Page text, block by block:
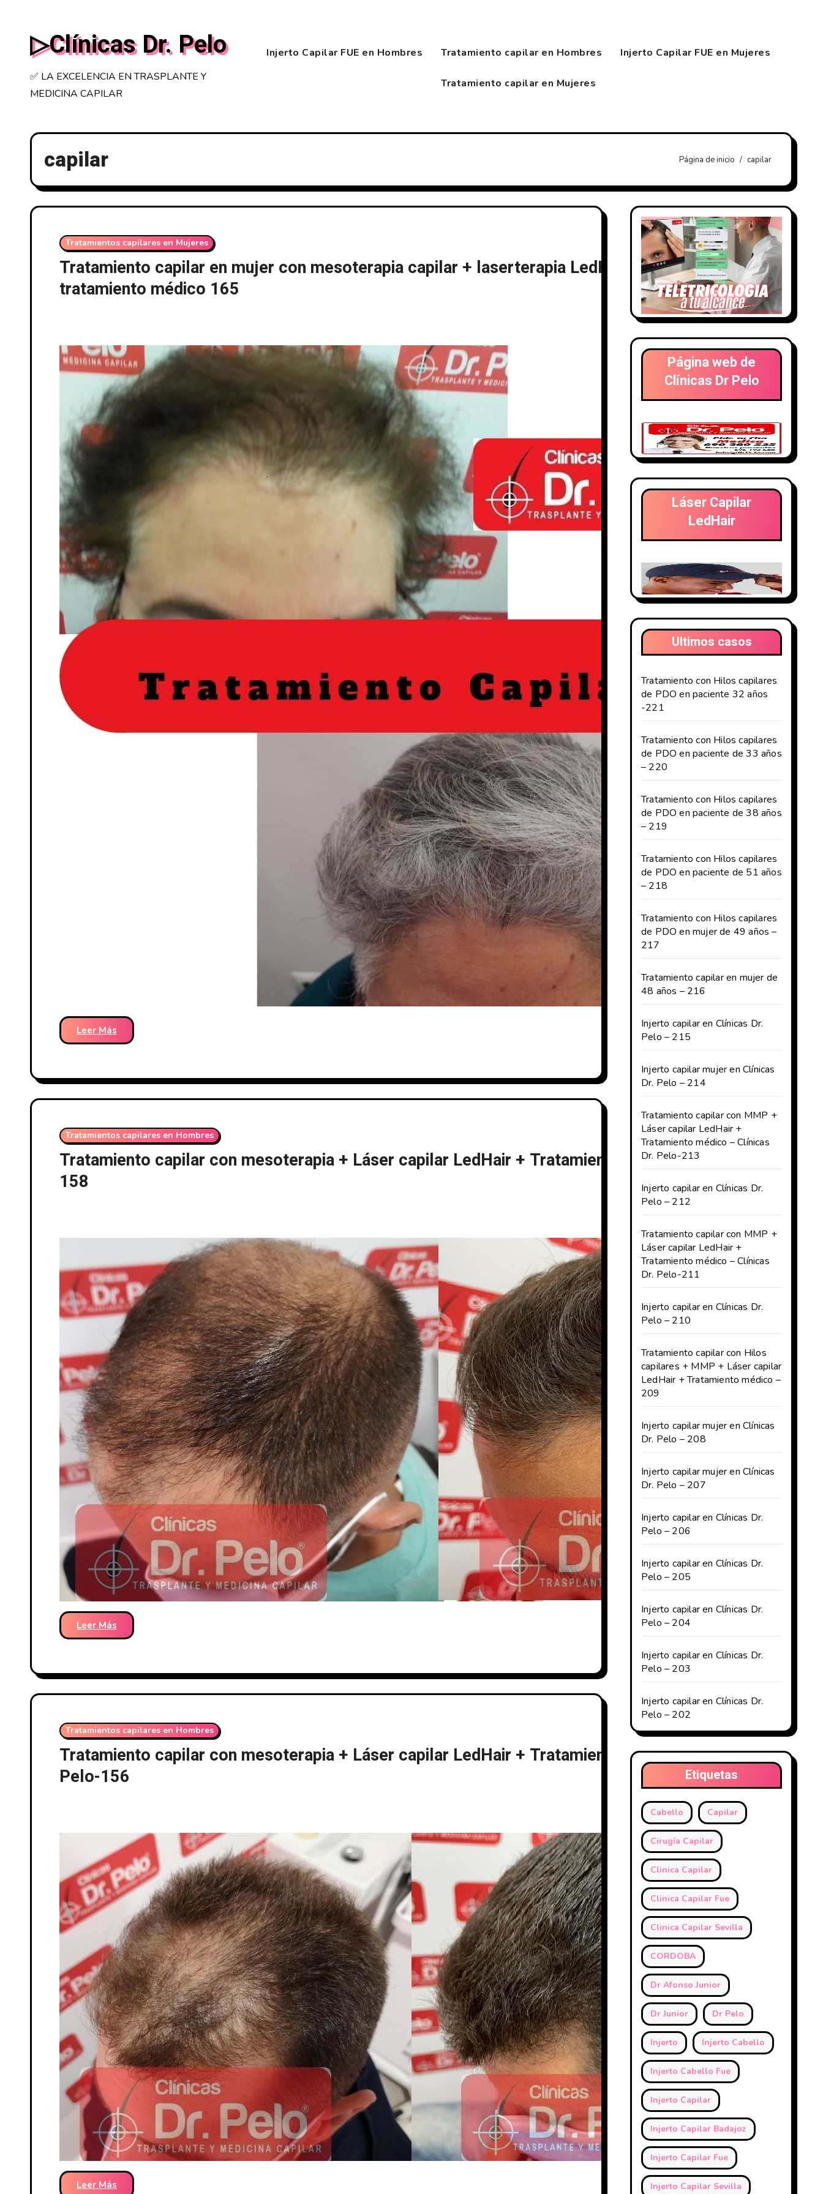
contenido▷Clínicas Dr. Pelo
✅ LA EXCELENCIA EN TRASPLANTE Y
MEDICINA CAPILAR
Injerto Capilar FUE en Hombres Tratamiento capilar en Hombres Injerto Capilar FUE en Mujeres
Tratamiento capilar en Mujeres
capilar Página de inicio capilar
Tratamientos capilares en Mujeres
Tratamiento capilar en mujer con mesoterapia capilar + laserterapia LedHair +
tratamiento médico 165
Leer Más
Tratamientos capilares en Hombres
Tratamiento capilar con mesoterapia + Láser capilar LedHair + Tratamiento médico – Clínicas Dr.
158
Leer Más
Tratamientos capilares en Hombres
Tratamiento capilar con mesoterapia + Láser capilar LedHair + Tratamiento médico – Clínicas Dr.
Pelo-156
Leer Más
Página web de
Clínicas Dr Pelo
Láser Capilar
LedHair
Ultimos casos
Tratamiento con Hilos capilares
de PDO en paciente 32 años
-221
Tratamiento con Hilos capilares
de PDO en paciente de 33 años
– 220
Tratamiento con Hilos capilares
de PDO en paciente de 38 años
– 219
Tratamiento con Hilos capilares
de PDO en paciente de 51 años
– 218
Tratamiento con Hilos capilares
de PDO en mujer de 49 años –
217
Tratamiento capilar en mujer de
48 años – 216
Injerto capilar en Clínicas Dr.
Pelo – 215
Injerto capilar mujer en Clínicas
Dr. Pelo – 214
Tratamiento capilar con MMP +
Láser capilar LedHair +
Tratamiento médico – Clínicas
Dr. Pelo-213
Injerto capilar en Clínicas Dr.
Pelo – 212
Tratamiento capilar con MMP +
Láser capilar LedHair +
Tratamiento médico – Clínicas
Dr. Pelo-211
Injerto capilar en Clínicas Dr.
Pelo – 210
Tratamiento capilar con Hilos
capilares + MMP + Láser capilar
LedHair + Tratamiento médico –
209
Injerto capilar mujer en Clínicas
Dr. Pelo – 208
Injerto capilar mujer en Clínicas
Dr. Pelo – 207
Injerto capilar en Clínicas Dr.
Pelo – 206
Injerto capilar en Clínicas Dr.
Pelo – 205
Injerto capilar en Clínicas Dr.
Pelo – 204
Injerto capilar en Clínicas Dr.
Pelo – 203
Injerto capilar en Clínicas Dr.
Pelo – 202
Etiquetas
Cabello Capilar
Cirugía Capilar
Clinica Capilar
Clinica Capilar Fue
Clinica Capilar Sevilla
CORDOBA
Dr Afonso Junior
Dr Junior Dr Pelo
Injerto Injerto Cabello
Injerto Cabello Fue
Injerto Capilar
Injerto Capilar Badajoz
Injerto Capilar Fue
Injerto Capilar Sevilla